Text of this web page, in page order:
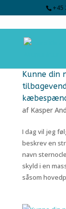
+45
Kunne din
af Kasper
I dag vil jeg
beskrev en
navn
skyld i en
såsom